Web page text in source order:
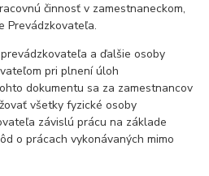
činnosť v zamestnaneckom,
Prevádzkovateľa.
a ďalšie osoby
pri plnení úloh
dokumentu sa za zamestnancov
všetky fyzické osoby
závislú prácu na základe
o prácach vykonávaných mimo